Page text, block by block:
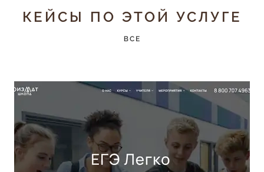
КЕЙСЫ ПО ЭТОЙ УСЛУГЕ
ВСЕ